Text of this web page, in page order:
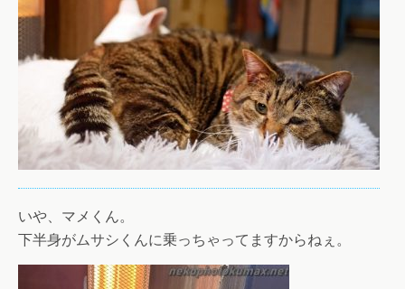
いや、マメくん。
下半身がムサシくんに乗っちゃってますからねぇ。